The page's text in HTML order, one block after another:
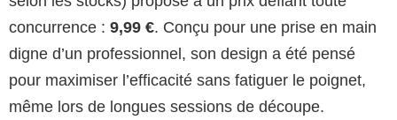
concurrence : 9,99 €. Conçu pour une prise en main
digne d’un professionnel, son design a été pensé
pour maximiser l’efficacité sans fatiguer le poignet,
même lors de longues sessions de découpe.